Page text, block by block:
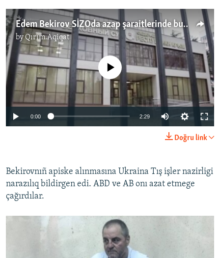
Edem Bekirov SİZOda azap şaraitlerinde buluna – advokat (video)
byQırım.Aqiqat
No media source currently available
0:00 2:29
Doğru link
Bekirovnıñ apiske alınmasına Ukraina Tış işler nazirligi
narazılıq bildirgen edi. ABD ve AB onı azat etmege
çağırdılar.